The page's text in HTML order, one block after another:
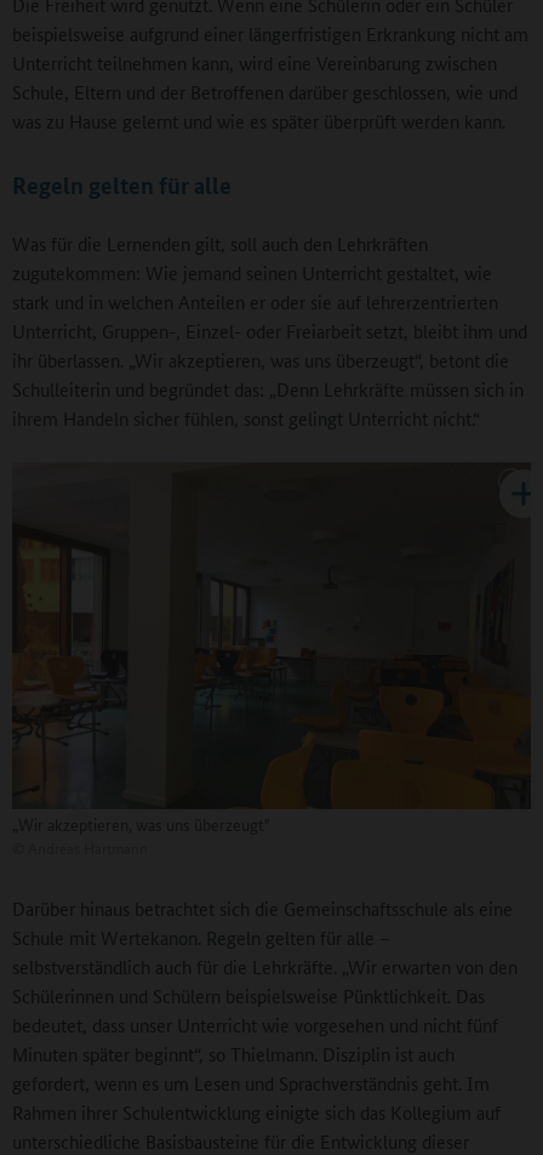
beispielsweise aufgrund einer längerfristigen Erkrankung nicht am
Unterricht teilnehmen kann, wird eine Vereinbarung zwischen
Schule, Eltern und der Betroffenen darüber geschlossen, wie und
was zu Hause gelernt und wie es später überprüft werden kann.
Regeln gelten für alle
Was für die Lernenden gilt, soll auch den Lehrkräften
zugutekommen: Wie jemand seinen Unterricht gestaltet, wie
stark und in welchen Anteilen er oder sie auf lehrerzentrierten
Unterricht, Gruppen-, Einzel- oder Freiarbeit setzt, bleibt ihm und
ihr überlassen. „Wir akzeptieren, was uns überzeugt“, betont die
Schulleiterin und begründet das: „Denn Lehrkräfte müssen sich in
ihrem Handeln sicher fühlen, sonst gelingt Unterricht nicht.“
Darüber hinaus betrachtet sich die Gemeinschaftsschule als eine
Schule mit Wertekanon. Regeln gelten für alle –
selbstverständlich auch für die Lehrkräfte. „Wir erwarten von den
Schülerinnen und Schülern beispielsweise Pünktlichkeit. Das
bedeutet, dass unser Unterricht wie vorgesehen und nicht fünf
Minuten später beginnt“, so Thielmann. Disziplin ist auch
gefordert, wenn es um Lesen und Sprachverständnis geht. Im
Rahmen ihrer Schulentwicklung einigte sich das Kollegium auf
unterschiedliche Basisbausteine für die Entwicklung dieser